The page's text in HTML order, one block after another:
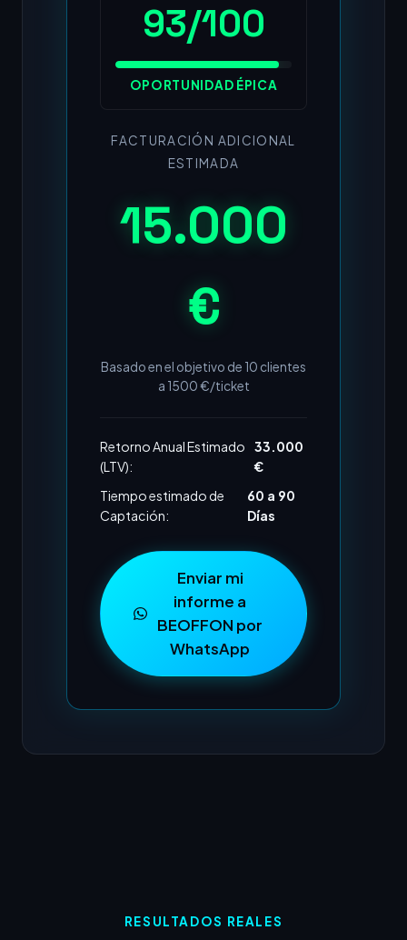
93/100
OPORTUNIDAD ÉPICA
FACTURACIÓN ADICIONAL
ESTIMADA
15.000
€
Basado en el objetivo de 10 clientes
a 1500€/ticket
Retorno Anual Estimado
(LTV):
33.000
€
Tiempo estimado de
Captación:
60 a 90
Días
Enviar mi
informe a
BEOFFON por
WhatsApp
RESULTADOS REALES